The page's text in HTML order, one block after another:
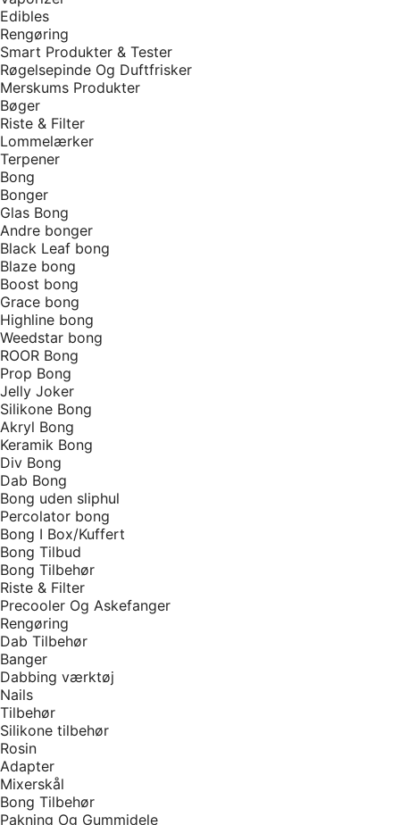
Edibles
Rengøring
Smart Produkter & Tester
Røgelsepinde Og Duftfrisker
Merskums Produkter
Bøger
Riste & Filter
Lommelærker
Terpener
Bong
Bonger
Glas Bong
Andre bonger
Black Leaf bong
Blaze bong
Boost bong
Grace bong
Highline bong
Weedstar bong
ROOR Bong
Prop Bong
Jelly Joker
Silikone Bong
Akryl Bong
Keramik Bong
Div Bong
Dab Bong
Bong uden sliphul
Percolator bong
Bong I Box/Kuffert
Bong Tilbud
Bong Tilbehør
Riste & Filter
Precooler Og Askefanger
Rengøring
Dab Tilbehør
Banger
Dabbing værktøj
Nails
Tilbehør
Silikone tilbehør
Rosin
Adapter
Mixerskål
Bong Tilbehør
Pakning Og Gummidele